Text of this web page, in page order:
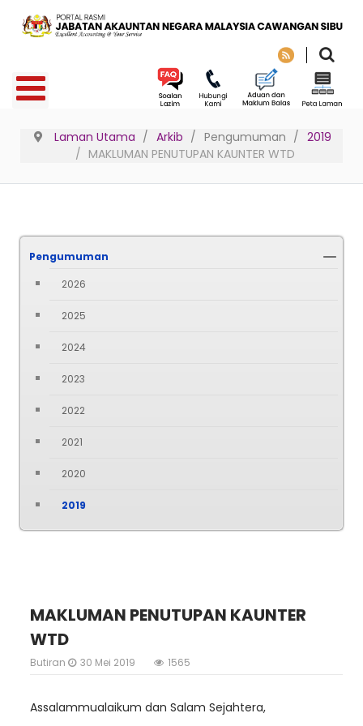
Laman Utama Arkib Pengumuman
2019
MAKLUMAN PENUTUPAN KAUNTER WTD
Pengumuman
2026
2025
2024
2023
2022
2021
2020
2019
MAKLUMAN PENUTUPAN KAUNTER
WTD
Butiran 30 Mei 2019 1565
Assalammualaikum dan Salam Sejahtera,